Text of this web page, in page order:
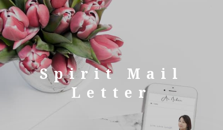
Spirit Mail
Letter